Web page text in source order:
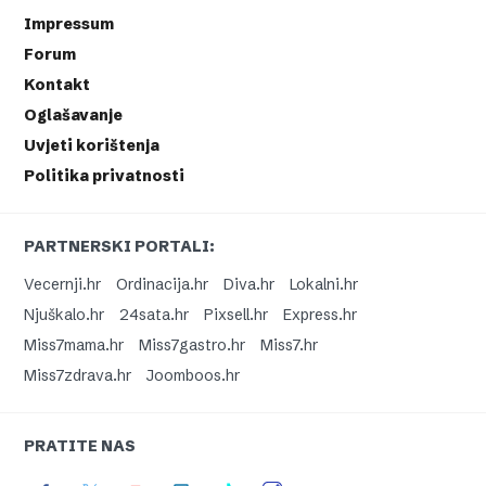
Impressum
Forum
Kontakt
Oglašavanje
Uvjeti korištenja
Politika privatnosti
PARTNERSKI PORTALI:
Vecernji.hr
Ordinacija.hr Diva.hr
Lokalni.hr
Njuškalo.hr
24sata.hr Pixsell.hr
Express.hr
Miss7mama.hr
Miss7gastro.hr
Miss7.hr
Miss7zdrava.hr
Joomboos.hr
PRATITE NAS